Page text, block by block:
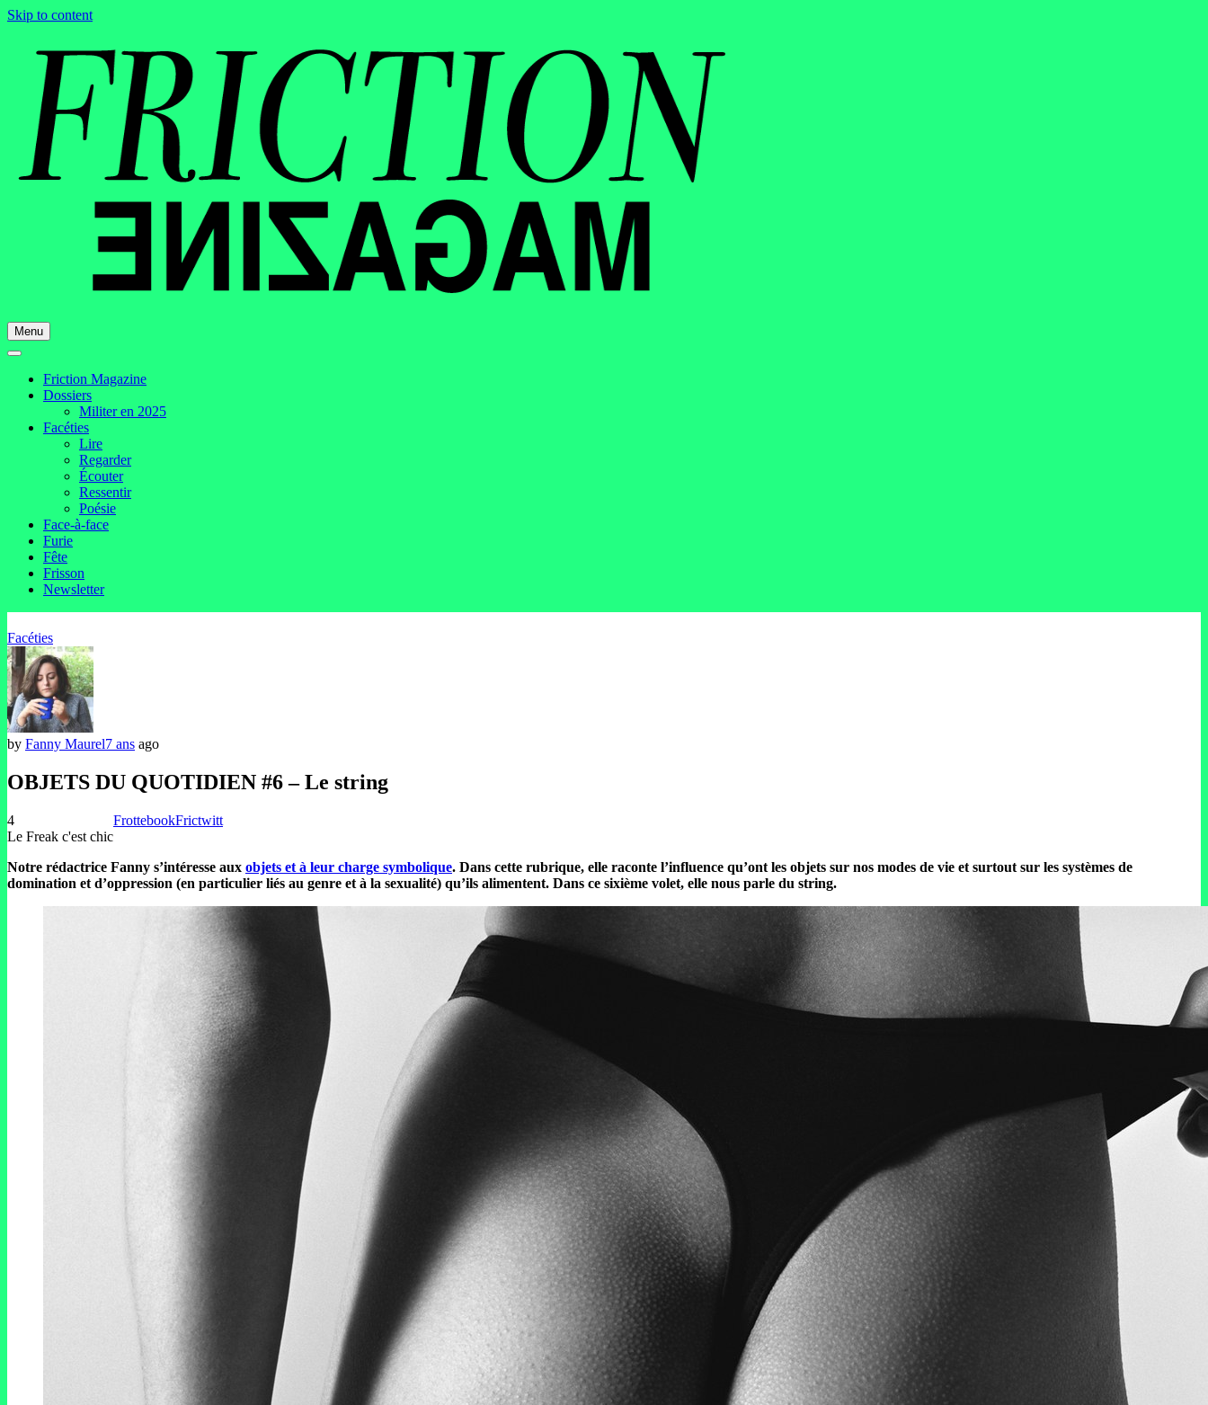
Skip to content
Menu
Friction Magazine
Dossiers
Militer en 2025
Facéties
Lire
Regarder
Écouter
Ressentir
Poésie
Face-à-face
Furie
Fête
Frisson
Newsletter
Facéties
by Fanny Maurel7 ans ago
OBJETS DU QUOTIDIEN #6 – Le string
4
Le Freak c'est chic
FrottebookFrictwitt
Notre rédactrice Fanny s’intéresse aux objets et à leur charge symbolique. Dans cette rubrique, elle raconte l’influence qu’ont les objets sur nos modes de vie et surtout sur les systèmes de
domination et d’oppression (en particulier liés au genre et à la sexualité) qu’ils alimentent. Dans ce sixième volet, elle nous parle du string.